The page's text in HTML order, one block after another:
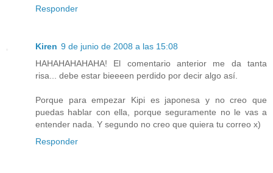
Responder
Kiren 9 de junio de 2008 a las 15:08
HAHAHAHAHAHA! El comentario anterior me da tanta
risa... debe estar bieeeen perdido por decir algo así.
Porque para empezar Kipi es japonesa y no creo que
puedas hablar con ella, porque seguramente no le vas a
entender nada. Y segundo no creo que quiera tu correo x)
Responder